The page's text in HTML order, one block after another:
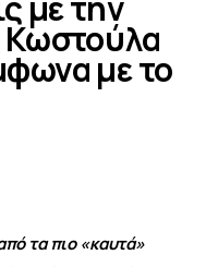
Κωστούλα
με το
τα πιο «καυτά»